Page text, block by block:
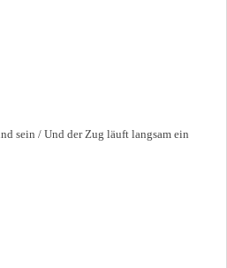
sein / Und der Zug läuft langsam ein